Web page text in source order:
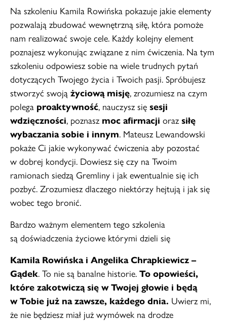
Na szkoleniu Kamila Rowińska pokazuje jakie elementy
pozwalają zbudować wewnętrzną siłę, która pomoże
nam realizować swoje cele. Każdy kolejny element
poznajesz wykonując związane z nim ćwiczenia. Na tym
szkoleniu odpowiesz sobie na wiele trudnych pytań
dotyczących Twojego życia i Twoich pasji. Spróbujesz
stworzyć swoją życiową misję, zrozumiesz na czym
polega proaktywność, nauczysz się sesji
wdzięczności, poznasz moc afirmacji orazsiłę
wybaczania sobie i innym. Mateusz Lewandowski
pokaże Ci jakie wykonywać ćwiczenia aby pozostać
w dobrej kondycji. Dowiesz się czy na Twoim
ramionach siedzą Gremliny i jak ewentualnie się ich
pozbyć. Zrozumiesz dlaczego niektórzy hejtują i jak się
wobec tego bronić.
Bardzo ważnym elementem tego szkolenia
są doświadczenia życiowe którymi dzieli się
Kamila Rowińska i Angelika Chrapkiewicz –
Gądek. To nie są banalne historie. To opowieści,
które zakotwiczą się w Twojej głowie i będą
w Tobie już na zawsze, każdego dnia. Uwierz mi,
że nie będziesz miał już wymówek na drodze